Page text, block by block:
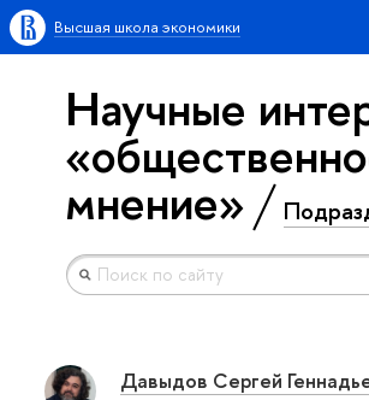
Высшая школа экономики
Научные
мнение»
Давыдов Сергей